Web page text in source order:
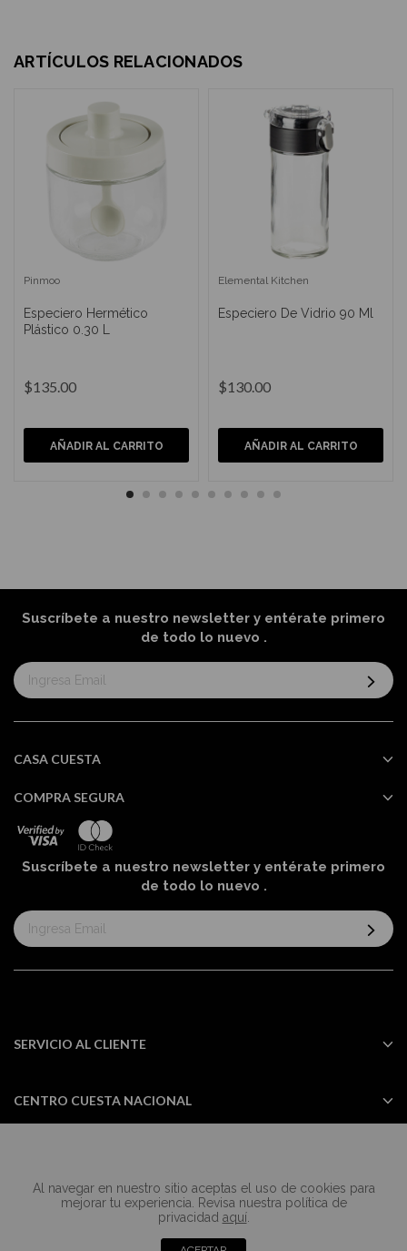
Al navegar en nuestro sitio aceptas el uso de cookies para
mejorar tu experiencia. Revisa nuestra política de
privacidad aquí.
ARTÍCULOS RELACIONADOS
Pinmoo
Especiero Hermético
Plástico 0.30 L
$135.00
AÑADIR AL CARRITO
Elemental Kitchen
Especiero De Vidrio 90 Ml
$130.00
AÑADIR AL CARRITO
Suscríbete a nuestro newsletter y entérate primero
de todo lo nuevo .
Suscríbase
al
informativo:
CASA CUESTA
COMPRA SEGURA
Suscríbete a nuestro newsletter y entérate primero
de todo lo nuevo .
Suscríbase
al
informativo:
SERVICIO AL CLIENTE
CENTRO CUESTA NACIONAL
Todos los derechos reservados Casa
Cuesta ©2024